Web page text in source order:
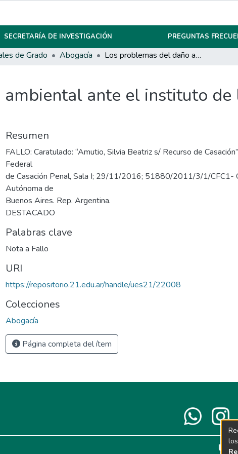
SECRETARÍA DE INVESTIGACIÓN PREGUNTAS
de Grado Abogacía Los problemas del daño ambiental ante el instituto de la suspensión del juicio a prueba
ante el instituto de
Resumen
FALLO: Caratulado: “Amutio, Silvia Beatriz s/ Recurso de
Federal
de Casación Penal, Sala I; 29/11/2016; 51880/2011/3/1/CFC1-
Autónoma de
Buenos Aires. Rep. Argentina.
DESTACADO
Palabras clave
Nota a Fallo
URI
https://repositorio.21.edu.ar/handle/ues21/22008
Colecciones
Abogacía
Página completa del ítem